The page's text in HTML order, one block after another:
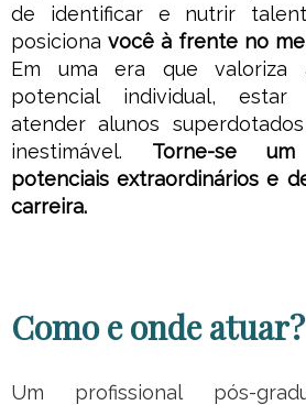
de identificar e nutrir
posiciona você à frente no
Em uma era que valoriza
potencial individual, estar
atender alunos
inestimável. Torne-se
potenciais extraordinários e
carreira.
Como e onde atuar?
Um profissional pós-